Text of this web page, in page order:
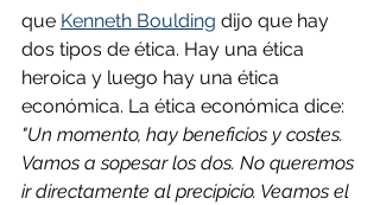
que Kenneth Boulding dijo que hay
dos tipos de ética. Hay una ética
heroica y luego hay una ética
económica. La ética económica dice:
"Un momento, hay beneficios y costes.
Vamos a sopesar los dos. No queremos
ir directamente al precipicio. Veamos el